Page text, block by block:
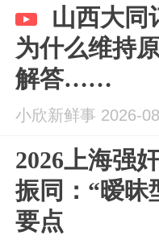
山西大同
为什么维持
解答……
小欣新鲜事 2026-
2026上海强
振同：“暧昧
要点